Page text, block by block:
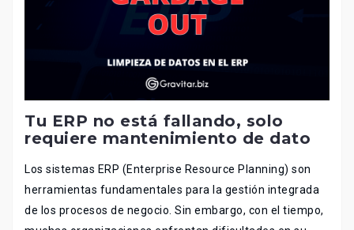
Tu ERP no está fallando, solo
requiere mantenimiento de dato
Los sistemas ERP (Enterprise Resource Planning) son
herramientas fundamentales para la gestión integrada
de los procesos de negocio. Sin embargo, con el tiempo,